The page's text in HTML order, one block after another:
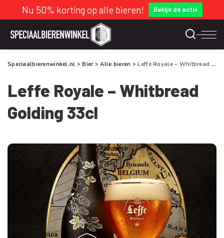
Nu 50% korting op alle bieren! Bekijk de actie
Speciaalbierenwinkel.nl >Bier>Alle bieren >Leffe Royale – Whitbread Golding 33cl
Leffe Royale – Whitbread
Golding 33cl